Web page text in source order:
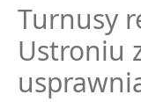
Turnusy
Ustroniu